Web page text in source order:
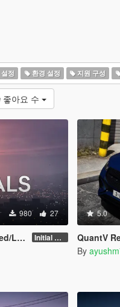
정 환경 설정 지원 구성
좋아요 수
980 27
Initial Release
5.0
QuantV
By